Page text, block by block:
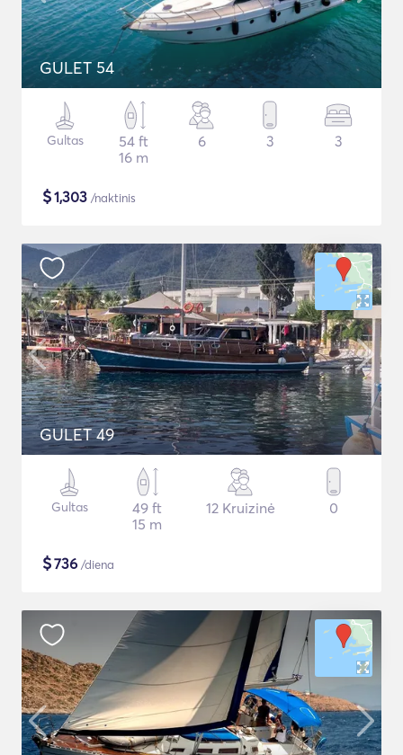
GULET 54
Gultas
54 ft
16 m
6 3 3
$1,303 /naktinis
GULET 49
Gultas
49 ft
15 m
12 Kruizinė 0
$736 /diena